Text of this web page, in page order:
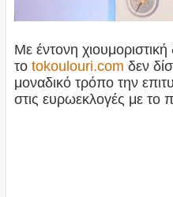
Με έντονη
τοtokoulouri.com δεν
μοναδικό τρόπο την
στις ευρωεκλογές με το